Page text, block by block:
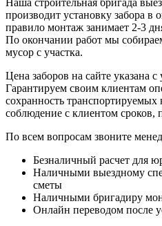
производит установку забора в
правило монтаж занимает 2-3
По окончании работ мы
мусор с участка.
Цена заборов на сайте указана
Гарантируем своим клиентам
сохранность транспортируемых
соблюдение с клиентом сроков,
По всем вопросам звоните
Безналичный расчет для
Наличными выездному
сметы
Наличными бригадиру
Онлайн переводом после